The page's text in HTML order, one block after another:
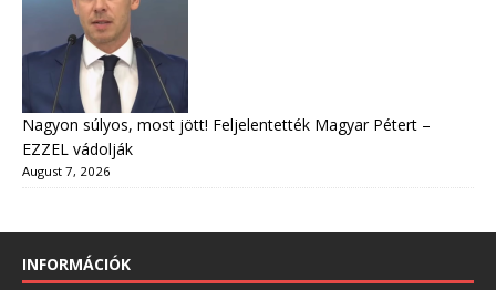
Nagyon súlyos, most jött! Feljelentették Magyar Pétert –
EZZEL vádolják
August 7, 2026
INFORMÁCIÓK